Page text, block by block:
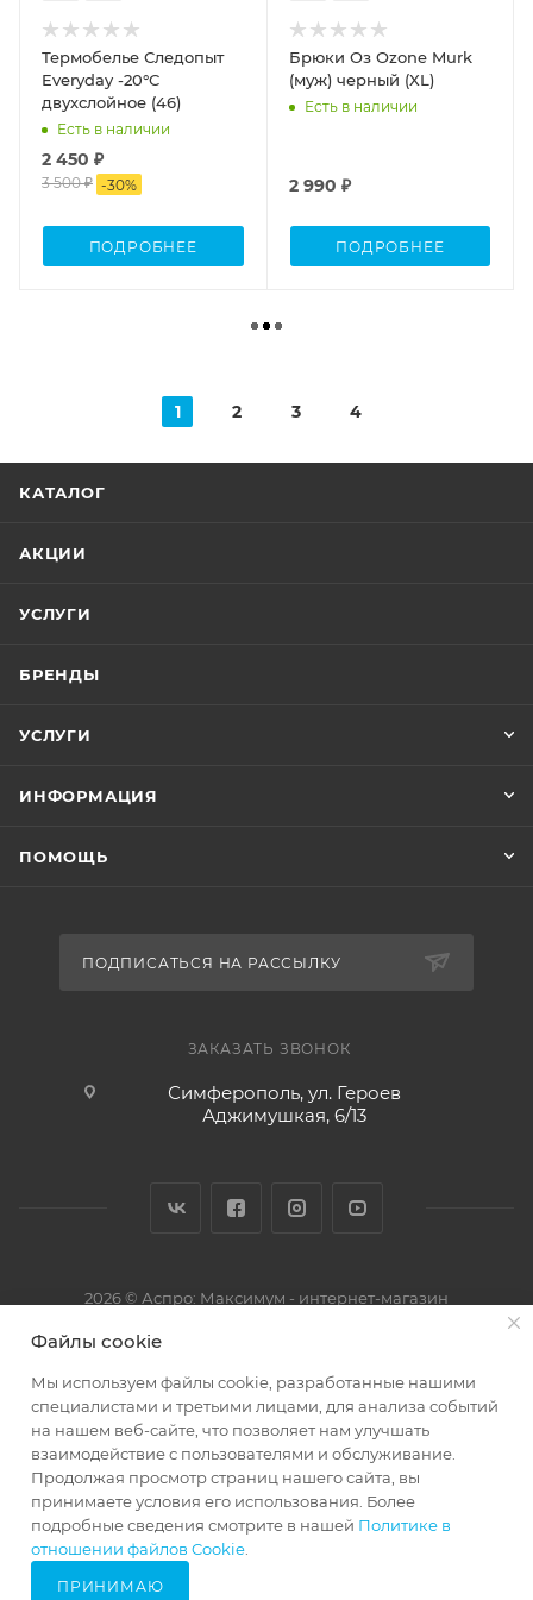
Термобелье Следопыт
Everyday -20°С
двухслойное (46)
Есть в наличии
2 450 ₽
3 500 ₽ -30%
ПОДРОБНЕЕ
Брюки Оз Ozone Murk
(муж) черный (XL)
Есть в наличии
2 990 ₽
ПОДРОБНЕЕ
1 2 3 4
КАТАЛОГ
АКЦИИ
УСЛУГИ
БРЕНДЫ
УСЛУГИ
ИНФОРМАЦИЯ
ПОМОЩЬ
ПОДПИСАТЬСЯ НА РАССЫЛКУ
ЗАКАЗАТЬ ЗВОНОК
Симферополь, ул. Героев
Аджимушкая, 6/13
2026 © Аспро: Максимум - интернет-магазин
67985665
Файлы cookie
Мы используем файлы cookie, разработанные нашими
специалистами и третьими лицами, для анализа событий
на нашем веб-сайте, что позволяет нам улучшать
взаимодействие с пользователями и обслуживание.
Продолжая просмотр страниц нашего сайта, вы
принимаете условия его использования. Более
подробные сведения смотрите в нашей Политике в
отношении файлов Cookie
ПРИНИМАЮ